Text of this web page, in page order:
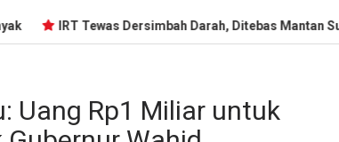
IRT Tewas Dersimbah Darah, Ditebas Mantan Suami
Uang Rp1 Miliar untuk